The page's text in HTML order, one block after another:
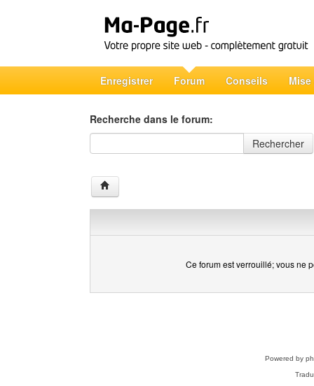
Enregistrer Forum Conseils Mise
Recherche dans le forum:
Recherche dans le forum
Rechercher
Ce forum est verrouillé; vous ne
Powered by